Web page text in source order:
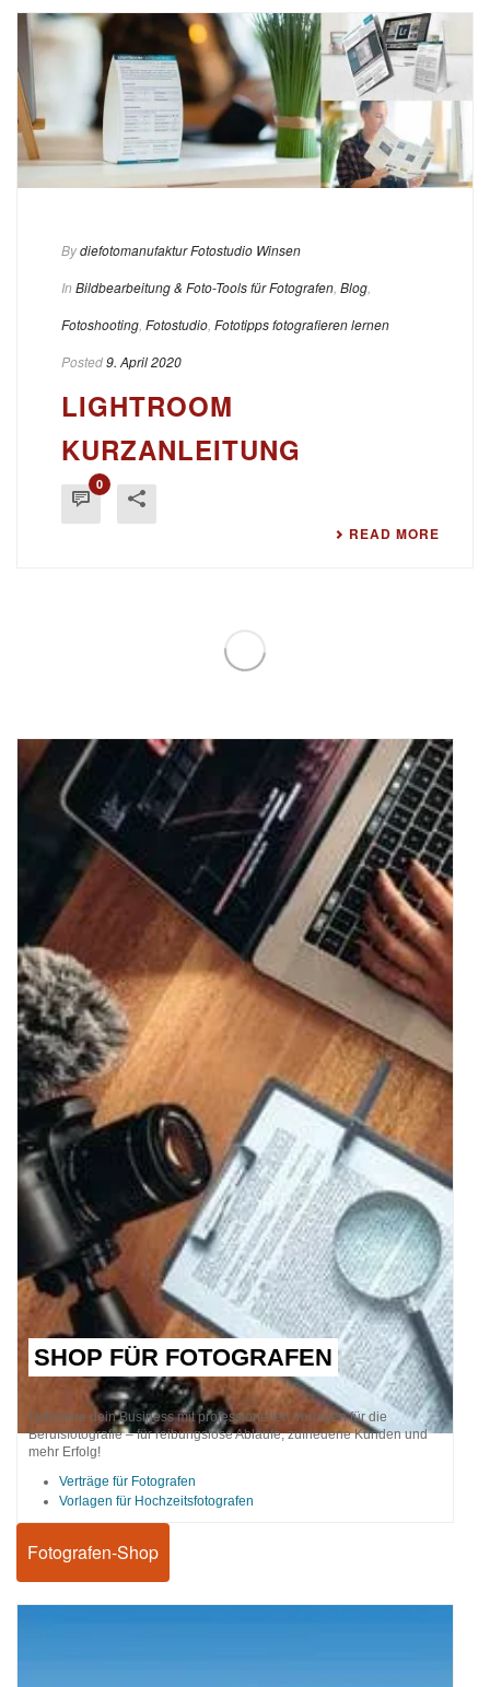
Bydiefotomanufaktur Fotostudio Winsen
In Bildbearbeitung & Foto-Tools für Fotografen Blog
Fotoshooting Fotostudio Fototipps fotografieren lernen
Posted9. April 2020
LIGHTROOM
KURZANLEITUNG
0
READ MORE
SHOP FÜR FOTOGRAFEN
Optimiere dein Business mit professionellen Vorlagen für die
Berufsfotografie – für reibungslose Abläufe, zufriedene Kunden und
mehr Erfolg!
Verträge für Fotografen
Vorlagen für Hochzeitsfotografen
Fotografen-Shop